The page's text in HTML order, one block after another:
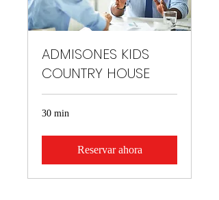
ADMISONES KIDS
COUNTRY HOUSE
30 min
Reservar ahora